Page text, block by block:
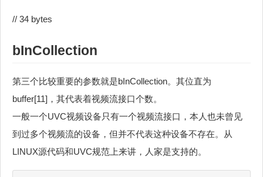
// 34 bytes
bInCollection
第三个比较重要的参数就是bInCollection。其位直为
buffer[11]，其代表着视频流接口个数。
一般一个UVC视频设备只有一个视频流接口，本人也未曾见
到过多个视频流的设备，但并不代表这种设备不存在。从
LINUX源代码和UVC规范上来讲，人家是支持的。